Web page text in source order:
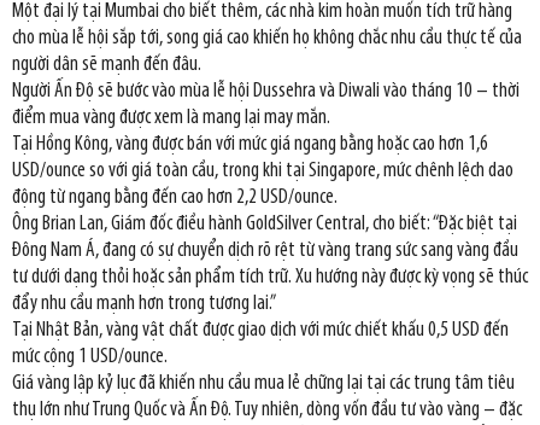
Một đại lý tại Mumbai cho biết thêm, các nhà kim hoàn muốn tích trữ hàng
cho mùa lễ hội sắp tới, song giá cao khiến họ không chắc nhu cầu thực tế của
người dân sẽ mạnh đến đâu.
Người Ấn Độ sẽ bước vào mùa lễ hội Dussehra và Diwali vào tháng 10 – thời
điểm mua vàng được xem là mang lại may mắn.
Tại Hồng Kông, vàng được bán với mức giá ngang bằng hoặc cao hơn 1,6
USD/ounce so với giá toàn cầu, trong khi tại Singapore, mức chênh lệch dao
động từ ngang bằng đến cao hơn 2,2 USD/ounce.
Ông Brian Lan, Giám đốc điều hành GoldSilver Central, cho biết: “Đặc biệt tại
Đông Nam Á, đang có sự chuyển dịch rõ rệt từ vàng trang sức sang vàng đầu
tư dưới dạng thỏi hoặc sản phẩm tích trữ. Xu hướng này được kỳ vọng sẽ thúc
đẩy nhu cầu mạnh hơn trong tương lai.”
Tại Nhật Bản, vàng vật chất được giao dịch với mức chiết khấu 0,5 USD đến
mức cộng 1 USD/ounce.
Giá vàng lập kỷ lục đã khiến nhu cầu mua lẻ chững lại tại các trung tâm tiêu
thụ lớn như Trung Quốc và Ấn Độ. Tuy nhiên, dòng vốn đầu tư vào vàng – đặc